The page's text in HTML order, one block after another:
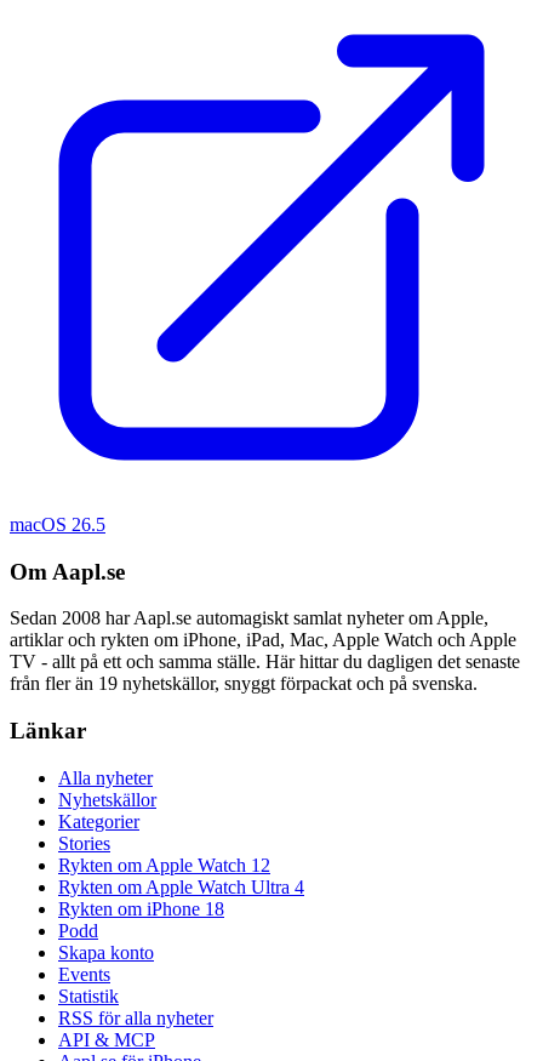
macOS 26.5
Om Aapl.se
Sedan 2008 har Aapl.se automagiskt samlat nyheter om Apple,
artiklar och rykten om iPhone, iPad, Mac, Apple Watch och Apple
TV - allt på ett och samma ställe. Här hittar du dagligen det senaste
från fler än 19 nyhetskällor, snyggt förpackat och på svenska.
Länkar
Alla nyheter
Nyhetskällor
Kategorier
Stories
Rykten om Apple Watch 12
Rykten om Apple Watch Ultra 4
Rykten om iPhone 18
Podd
Skapa konto
Events
Statistik
RSS för alla nyheter
API & MCP